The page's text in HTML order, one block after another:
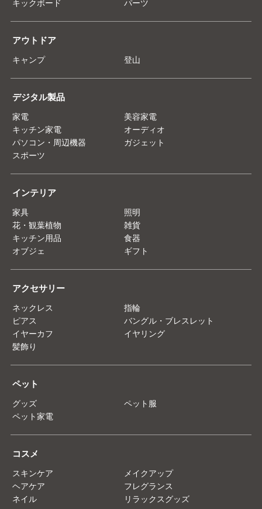
キックボード
パーツ
アウトドア
キャンプ 登山
デジタル製品
家電
美容家電
キッチン家電
オーディオ
パソコン・周辺機器
ガジェット
スポーツ
インテリア
家具
照明
花・観葉植物
雑貨
キッチン用品
食器
オブジェ
ギフト
アクセサリー
ネックレス
指輪
ピアス
バングル・ブレスレット
イヤーカフ
イヤリング
髪飾り
ペット
グッズ
ペット服
ペット家電
コスメ
スキンケア
メイクアップ
ヘアケア
フレグランス
ネイル
リラックスグッズ